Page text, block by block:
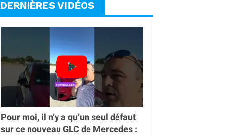
DERNIÈRES VIDÉOS
Pour moi, il n’y a qu’un seul défaut
sur ce nouveau GLC de Mercedes :